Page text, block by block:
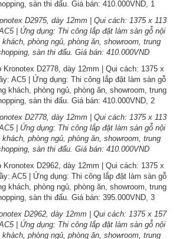
D2975, dày 12mm | Qui cách: 1375 x 113
| Ứng dụng: Thi công lắp đặt làm sàn gỗ nội
phòng ngủ, phòng ăn, showroom, trung
sàn thi đấu. Giá bán: 410.000VND
D2778, dày 12mm | Qui cách: 1375 x 113
| Ứng dụng: Thi công lắp đặt làm sàn gỗ nội
phòng ngủ, phòng ăn, showroom, trung
sàn thi đấu. Giá bán: 410.000VND
D2962, dày 12mm | Qui cách: 1375 x 157
| Ứng dụng: Thi công lắp đặt làm sàn gỗ nội
phòng ngủ, phòng ăn, showroom, trung